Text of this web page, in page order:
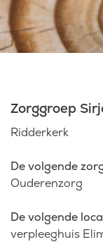
Laatste
Werken bij
Zorggroep
Ridderkerk
De volgende
Ouderenzorg
De volgende
verpleeghuis